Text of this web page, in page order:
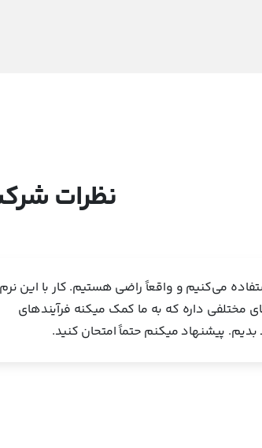
نظرات
می‌کنیم و واقعاً راضی هستیم. کار با این
مختلفی داره که به ما کمک میکنه فرآیندهای
پیشنهاد میکنم حتماً امتحان کنید.